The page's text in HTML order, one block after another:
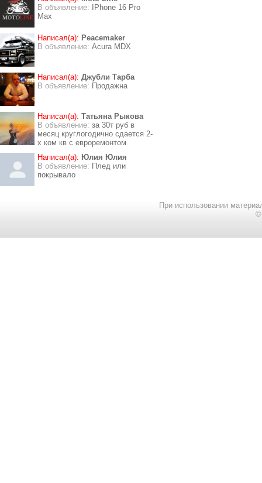
В объявление:
IPhone 16 Pro
Max
Написал(а): Peacemaker
В объявление: Acura MDX
Написал(а): Джубли Тарба
В объявление: Продажна
Написал(а): Татьяна Рыкова
В объявление: за 30т руб в
месяц круглогодично сдается 2-
х ком кв с евроремонтом
Написал(а): Юлия Юлия
В объявление: Плед или
покрывало
При использовании